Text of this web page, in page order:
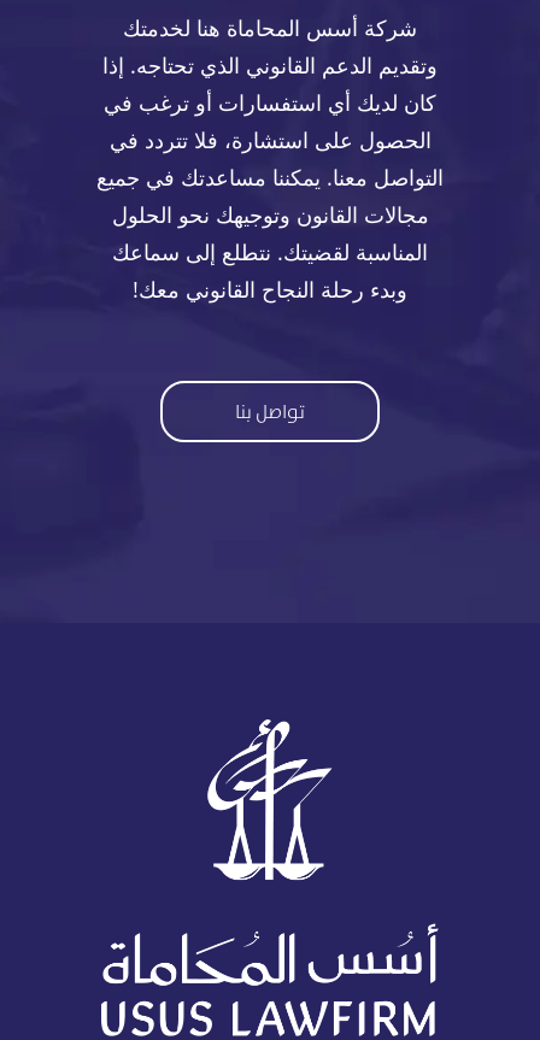
شركة أسس المحاماة هنا لخدمتك
وتقديم الدعم القانوني الذي تحتاجه. إذا
كان لديك أي استفسارات أو ترغب في
الحصول على استشارة، فلا تتردد في
التواصل معنا. يمكننا مساعدتك في جميع
مجالات القانون وتوجيهك نحو الحلول
المناسبة لقضيتك. نتطلع إلى سماعك
وبدء رحلة النجاح القانوني معك!
تواصل بنا